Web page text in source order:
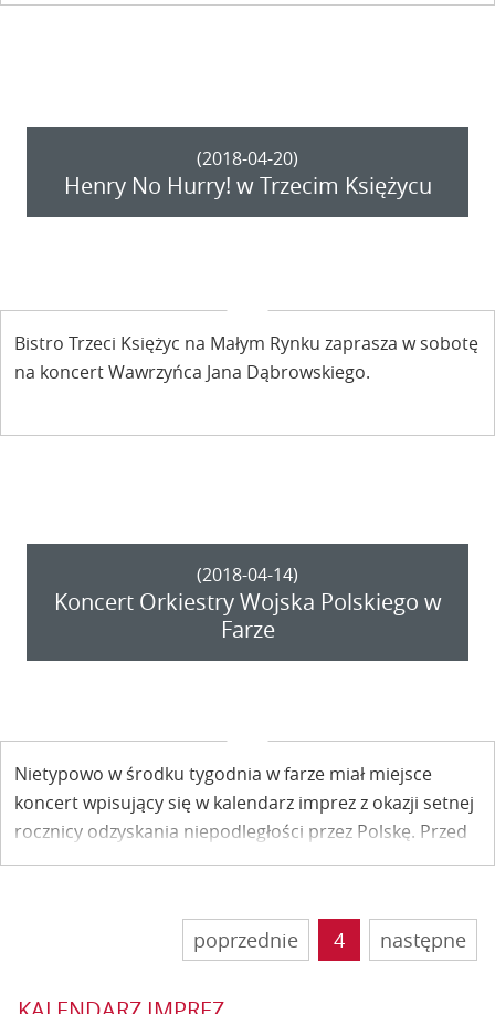
(2018-04-20)
Henry No Hurry! w Trzecim Księżycu
Bistro Trzeci Księżyc na Małym Rynku zaprasza w sobotę
na koncert Wawrzyńca Jana Dąbrowskiego.
(2018-04-14)
Koncert Orkiestry Wojska Polskiego w
Farze
Nietypowo w środku tygodnia w farze miał miejsce
koncert wpisujący się w kalendarz imprez z okazji setnej
rocznicy odzyskania niepodległości przez Polskę. Przed
kazimierską publicznością wystąpiła Orkiestra
poprzednie 4 następne